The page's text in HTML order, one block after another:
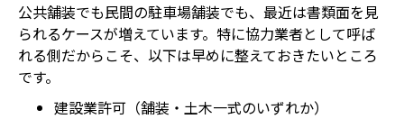
公共舗装でも民間の駐車場舗装でも、最近は書類面を見
られるケースが増えています。特に協力業者として呼ば
れる側だからこそ、以下は早めに整えておきたいところ
です。
建設業許可（舗装・土木一式のいずれか）